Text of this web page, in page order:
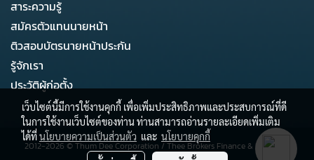
สาระความรู้
สมัครตัวแทนนายหน้า
ติวสอบบัตรนายหน้าประกัน
รู้จักเรา
ประวัติผู้ก่อตั้ง
2012-2026 ©Thum Dee Corporation /Thee Brokers Finance & Business
เว็บไซต์นี้มีการใช้งานคุกกี้ เพื่อเพิ่มประสิทธิภาพและประสบการณ์ที่ดี
ในการใช้งานเว็บไซต์ของท่าน ท่านสามารถอ่านรายละเอียดเพิ่มเติม
ได้ที่นโยบายความเป็นส่วนตัว และ นโยบายคุกกี้